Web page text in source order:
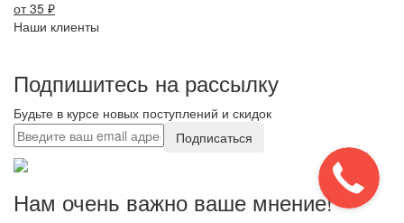
от 35 ₽
Наши клиенты
Подпишитесь на рассылку
Будьте в курсе новых поступлений и скидок
Подписаться
Нам очень важно ваше мнение!